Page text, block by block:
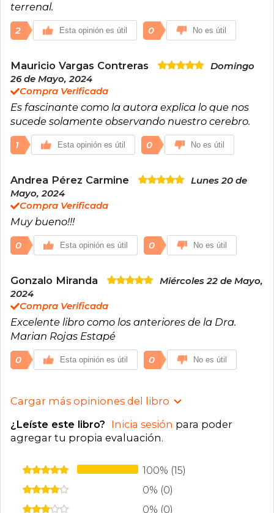
terrenal.
2 Esta opinión es útil 0 No es útil
Mauricio Vargas Contreras
Domingo
26 de Mayo, 2024
Compra Verificada
Es fascinante como la autora explica lo que nos
sucede solamente observando nuestro cerebro.
1 Esta opinión es útil 0 No es útil
Andrea Pérez Carmine
Lunes 20 de
Mayo, 2024
Compra Verificada
Muy bueno!!!
0 Esta opinión es útil 0 No es útil
Gonzalo Miranda
Miércoles 22 de Mayo,
2024
Compra Verificada
Excelente libro como los anteriores de la Dra.
Marian Rojas Estapé
0 Esta opinión es útil 0 No es útil
Cargar más opiniones del libro
¿Leíste este libro? Inicia sesión para poder
agregar tu propia evaluación.
100% (15)
0% (0)
0% (0)